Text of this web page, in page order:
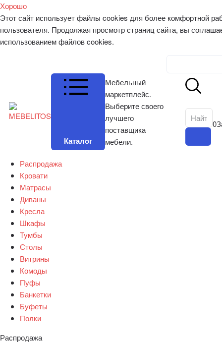
Хорошо
Этот сайт использует файлы cookies для более комфортной
пользователя. Продолжая просмотр страниц сайта, вы
использованием файлов cookies.
Каталог
Мебельный
маркетплейс.
Выберите своего
лучшего
поставщика
мебели.
0
Распродажа
Кровати
Матрасы
Диваны
Кресла
Шкафы
Тумбы
Столы
Витрины
Комоды
Пуфы
Банкетки
Буфеты
Полки
Распродажа